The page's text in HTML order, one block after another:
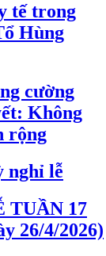
tế trong
Hùng
cường
Không
rộng
nghỉ lễ
TUẦN 17
26/4/2026)